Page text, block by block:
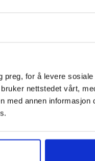
for å levere
nettstedet vårt,
med annen informasjon
loven om
er utslipp som